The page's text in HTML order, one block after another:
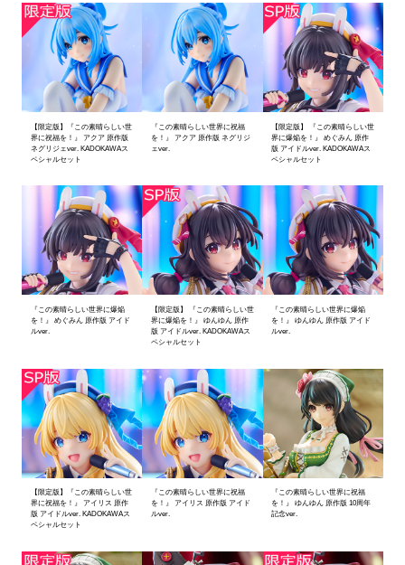
【限定版】『この素晴らしい世
界に祝福を！』 アクア 原作版
ネグリジェver. KADOKAWAス
ペシャルセット
『この素晴らしい世界に祝福
を！』 アクア 原作版 ネグリジ
ェver.
【限定版】 『この素晴らしい世
界に爆焔を！』 めぐみん 原作
版 アイドルver. KADOKAWAス
ペシャルセット
『この素晴らしい世界に爆焔
を！』 めぐみん 原作版 アイド
ルver.
【限定版】 『この素晴らしい世
界に爆焔を！』 ゆんゆん 原作
版 アイドルver. KADOKAWAス
ペシャルセット
『この素晴らしい世界に爆焔
を！』 ゆんゆん 原作版 アイド
ルver.
【限定版】『この素晴らしい世
界に祝福を！』 アイリス 原作
版 アイドルver. KADOKAWAス
ペシャルセット
『この素晴らしい世界に祝福
を！』 アイリス 原作版 アイド
ルver.
『この素晴らしい世界に祝福
を！』 ゆんゆん 原作版 10周年
記念ver.